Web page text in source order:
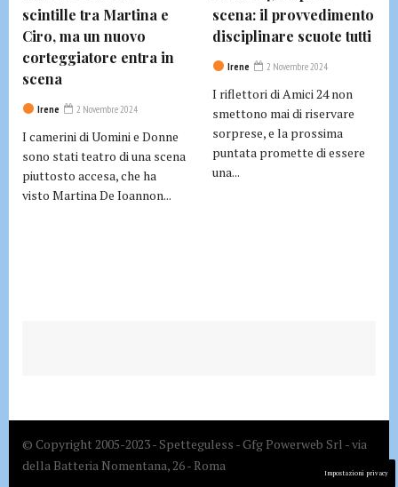
scintille tra Martina e
Ciro, ma un nuovo
corteggiatore entra in
scena
Irene 2 Novembre 2024
I camerini di Uomini e Donne
sono stati teatro di una scena
piuttosto accesa, che ha
visto Martina De Ioannon...
scena: il provvedimento
disciplinare scuote tutti
Irene 2 Novembre 2024
I riflettori di Amici 24 non
smettono mai di riservare
sorprese, e la prossima
puntata promette di essere
una...
© Copyright 2005-2023 - Spetteguless - Gfg Powerweb Srl - via
della Batteria Nomentana, 26 - Roma
Impostazioni privacy